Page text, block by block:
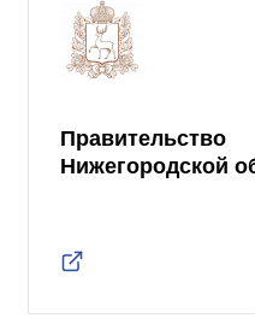
Правительство
Нижегородской